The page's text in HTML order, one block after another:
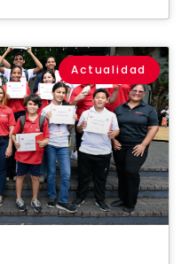
Actualidad